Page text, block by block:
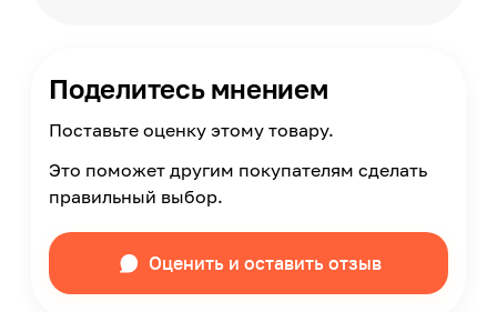
Поделитесь мнением
Поставьте оценку этому товару.
Это поможет другим покупателям сделать
правильный выбор.
Оценить и оставить отзыв